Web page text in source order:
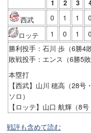
1 2 3
西武 0 1 1 0
ロッテ
1 0 1 0
勝利投手：石川 歩（6勝4
敗戦投手：エンス（6勝5敗
本塁打
【西武】山川 穂高（28
ソロ）
【ロッテ】山口 航輝（8号
戦評も含めて読む